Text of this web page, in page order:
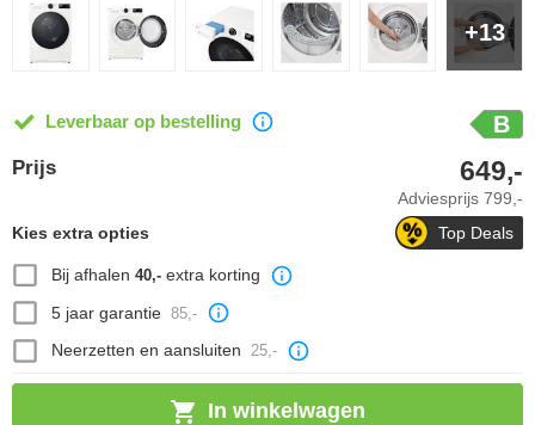
+13
Leverbaar op bestelling B
Prijs
Adviesprijs 799,-
649,-
Top Deals
Kies extra opties
Bij afhalen 40,-extra korting
5 jaar garantie 85,-
Neerzetten en aansluiten 25,-
In winkelwagen